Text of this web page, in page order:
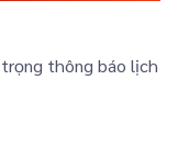
thông báo lịch